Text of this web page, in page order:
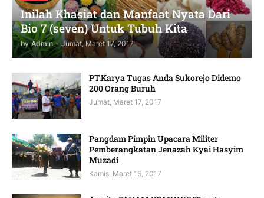
Inilah Khasiat dan Manfaat Nyata Dari
Bio 7 (seven) Untuk Tubuh Kita
by Admin - Jumat, Maret 17, 2017
PT.Karya Tugas Anda Sukorejo Didemo
200 Orang Buruh
Jumat, Maret 17, 2017
Pangdam Pimpin Upacara Militer
Pemberangkatan Jenazah Kyai Hasyim
Muzadi
Kamis, Maret 16, 2017